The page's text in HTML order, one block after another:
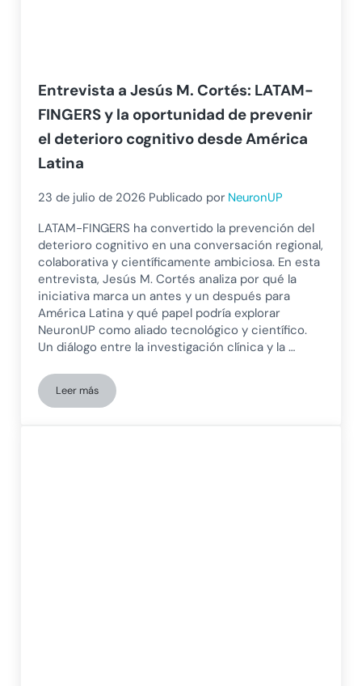
Entrevista a Jesús M. Cortés: LATAM-
FINGERS y la oportunidad de prevenir
el deterioro cognitivo desde América
Latina
23 de julio de 2026 Publicado por NeuronUP
LATAM-FINGERS ha convertido la prevención del
deterioro cognitivo en una conversación regional,
colaborativa y científicamente ambiciosa. En esta
entrevista, Jesús M. Cortés analiza por qué la
iniciativa marca un antes y un después para
América Latina y qué papel podría explorar
NeuronUP como aliado tecnológico y científico.
Un diálogo entre la investigación clínica y la …
Leer másEntrevista a Jesús M. Cortés: LATAM-FINGERS y la